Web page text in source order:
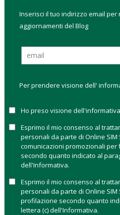
Categoria Performance
1m
YTD
FIDA FFI
17,91% 20,82%
FIDA FFI
Metalli
Minerali
17,33% 32,29%
FIDA FFI
Az Corea
17,18% 43,32%
FIDA FFI
Az Taiwan
15,12% 23,75%
FIDA FFI
14,72% 30,24%
Inserisci il tuo indirizzo email per
aggiornamenti del Blog
Per prendere visione dell'
Ho preso visione dell'informativa
Esprimo il mio consenso al
personali da parte di Online SIM
comunicazioni promozionali per
secondo quanto indicato al
dell'Informativa.
Esprimo il mio consenso al
personali da parte di Online SIM
profilazione secondo quanto
lettera (c) dell'Informativa.